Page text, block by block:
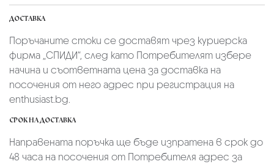
ДОСТАВКА
Поръчаните стоки се доставят чрез куриерскa
фирмa „СПИДИ“, след като Потребителят избере
начина и съответната цена за доставка на
посочения от него адрес при регистрация на
enthusiast.bg.
СРОК НА ДОСТАВКА
Направената поръчка ще бъде изпратена в срок до
48 часа на посочения от Потребителя адрес за